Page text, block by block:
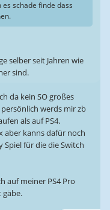
schade finde dass
selber seit Jahren wie
sind.
da kein SO großes
werds mir zb
als auf PS4.
aber kanns dafür noch
für die die Switch
auf meiner PS4 Pro
gäbe.